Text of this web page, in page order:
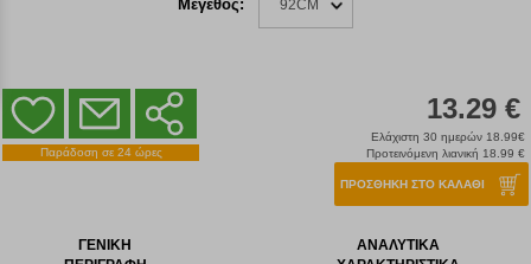
Μέγεθος: 92CM
Παράδοση σε 24 ώρες
13.29 €
Ελάχιστη 30 ημερών 18.99€
Προτεινόμενη λιανική 18.99 €
ΠΡΟΣΘΗΚΗ ΣΤΟ ΚΑΛΑΘΙ
ΓΕΝΙΚΗ
ΑΝΑΛΥΤΙΚΑ